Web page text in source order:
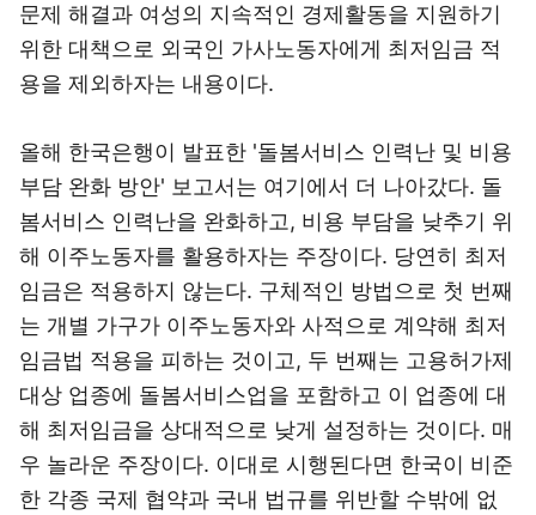
문제 해결과 여성의 지속적인 경제활동을 지원하기
위한 대책으로 외국인 가사노동자에게 최저임금 적
용을 제외하자는 내용이다.
올해 한국은행이 발표한 '돌봄서비스 인력난 및 비용
부담 완화 방안' 보고서는 여기에서 더 나아갔다. 돌
봄서비스 인력난을 완화하고, 비용 부담을 낮추기 위
해 이주노동자를 활용하자는 주장이다. 당연히 최저
임금은 적용하지 않는다. 구체적인 방법으로 첫 번째
는 개별 가구가 이주노동자와 사적으로 계약해 최저
임금법 적용을 피하는 것이고, 두 번째는 고용허가제
대상 업종에 돌봄서비스업을 포함하고 이 업종에 대
해 최저임금을 상대적으로 낮게 설정하는 것이다. 매
우 놀라운 주장이다. 이대로 시행된다면 한국이 비준
한 각종 국제 협약과 국내 법규를 위반할 수밖에 없